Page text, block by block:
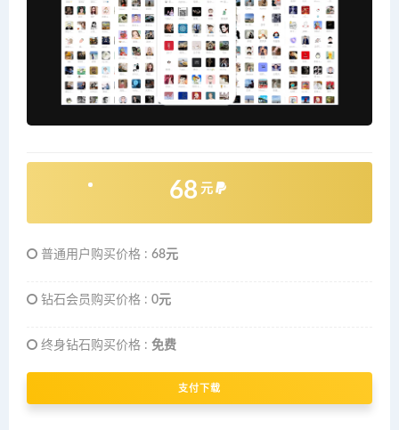
68 元
普通用户购买价格 : 68元
钻石会员购买价格 : 0元
终身钻石购买价格 : 免费
支付下载